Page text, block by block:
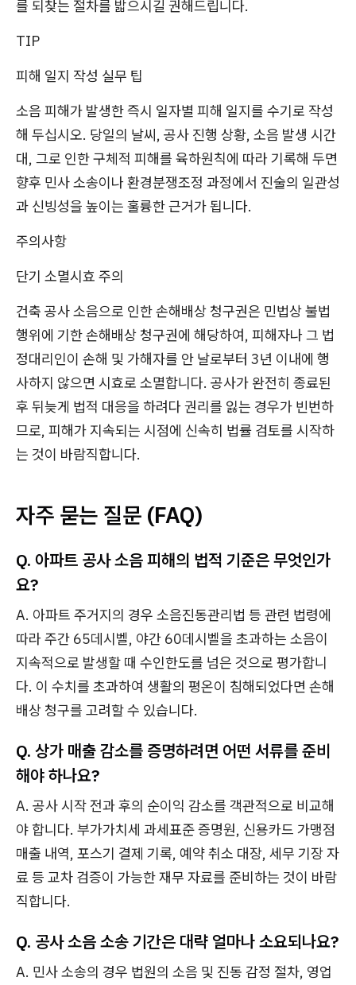
를 되찾는 절차를 밟으시길 권해드립니다.
TIP
피해 일지 작성 실무 팁
소음 피해가 발생한 즉시 일자별 피해 일지를 수기로 작성
해 두십시오. 당일의 날씨, 공사 진행 상황, 소음 발생 시간
대, 그로 인한 구체적 피해를 육하원칙에 따라 기록해 두면
향후 민사 소송이나 환경분쟁조정 과정에서 진술의 일관성
과 신빙성을 높이는 훌륭한 근거가 됩니다.
주의사항
단기 소멸시효 주의
건축 공사 소음으로 인한 손해배상 청구권은 민법상 불법
행위에 기한 손해배상 청구권에 해당하여, 피해자나 그 법
정대리인이 손해 및 가해자를 안 날로부터 3년 이내에 행
사하지 않으면 시효로 소멸합니다. 공사가 완전히 종료된
후 뒤늦게 법적 대응을 하려다 권리를 잃는 경우가 빈번하
므로, 피해가 지속되는 시점에 신속히 법률 검토를 시작하
는 것이 바람직합니다.
자주 묻는 질문 (FAQ)
Q. 아파트 공사 소음 피해의 법적 기준은 무엇인가
요?
A. 아파트 주거지의 경우 소음진동관리법 등 관련 법령에
따라 주간 65데시벨, 야간 60데시벨을 초과하는 소음이
지속적으로 발생할 때 수인한도를 넘은 것으로 평가합니
다. 이 수치를 초과하여 생활의 평온이 침해되었다면 손해
배상 청구를 고려할 수 있습니다.
Q. 상가 매출 감소를 증명하려면 어떤 서류를 준비
해야 하나요?
A. 공사 시작 전과 후의 순이익 감소를 객관적으로 비교해
야 합니다. 부가가치세 과세표준 증명원, 신용카드 가맹점
매출 내역, 포스기 결제 기록, 예약 취소 대장, 세무 기장 자
료 등 교차 검증이 가능한 재무 자료를 준비하는 것이 바람
직합니다.
Q. 공사 소음 소송 기간은 대략 얼마나 소요되나요?
A. 민사 소송의 경우 법원의 소음 및 진동 감정 절차, 영업